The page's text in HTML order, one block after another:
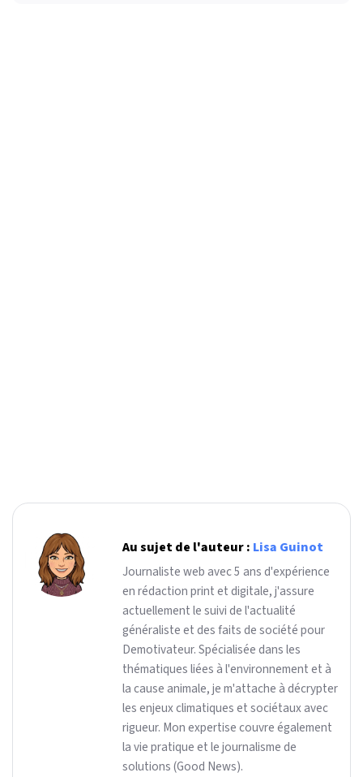
Au sujet de l'auteur : Lisa Guinot
Journaliste web avec 5 ans d'expérience
en rédaction print et digitale, j'assure
actuellement le suivi de l'actualité
généraliste et des faits de société pour
Demotivateur. Spécialisée dans les
thématiques liées à l'environnement et à
la cause animale, je m'attache à décrypter
les enjeux climatiques et sociétaux avec
rigueur. Mon expertise couvre également
la vie pratique et le journalisme de
solutions (Good News).